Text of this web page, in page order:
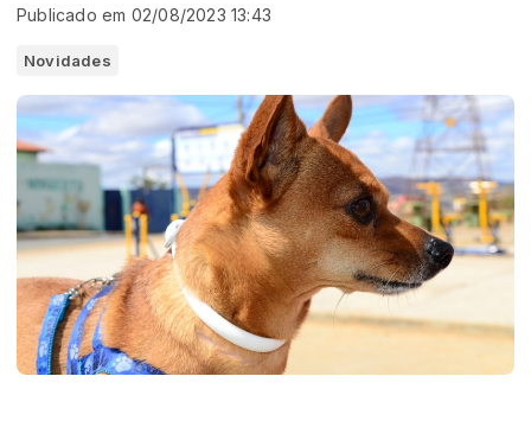
Publicado em 02/08/2023 13:43
Novidades